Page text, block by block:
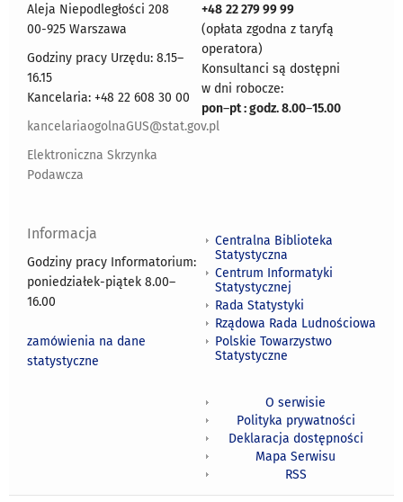
Aleja Niepodległości 208
00-925 Warszawa
Godziny pracy Urzędu: 8.15–
16.15
Kancelaria: +48 22 608 30 00
kancelariaogolnaGUS@stat.gov.pl
Elektroniczna Skrzynka
Podawcza
+48 22 279 99 99
(opłata zgodna z taryfą
operatora)
Konsultanci są dostępni
w dni robocze:
pon–pt : godz. 8.00–15.00
Informacja
Godziny pracy Informatorium:
poniedziałek-piątek 8.00–
16.00
zamówienia na dane
statystyczne
Centralna Biblioteka
Statystyczna
Centrum Informatyki
Statystycznej
Rada Statystyki
Rządowa Rada Ludnościowa
Polskie Towarzystwo
Statystyczne
O serwisie
Polityka prywatności
Deklaracja dostępności
Mapa Serwisu
RSS